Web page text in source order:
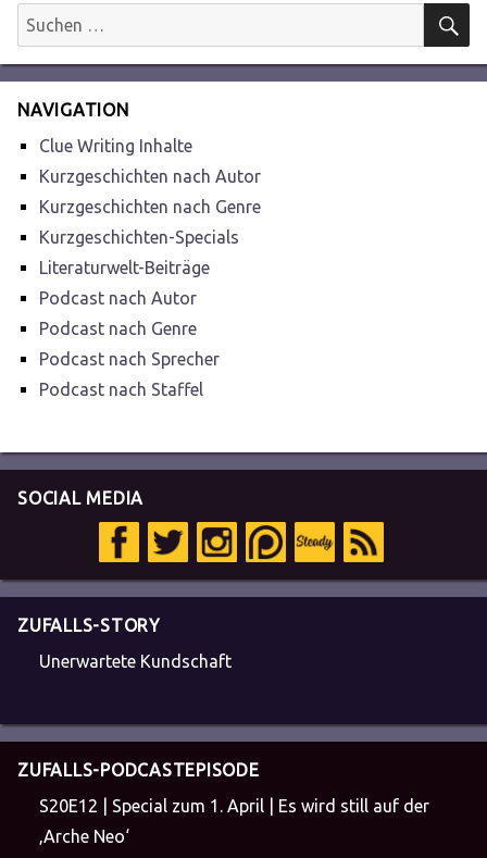
Suchen
nach:
NAVIGATION
Clue Writing Inhalte
Kurzgeschichten nach Autor
Kurzgeschichten nach Genre
Kurzgeschichten-Specials
Literaturwelt-Beiträge
Podcast nach Autor
Podcast nach Genre
Podcast nach Sprecher
Podcast nach Staffel
SOCIAL MEDIA
ZUFALLS-STORY
Unerwartete Kundschaft
ZUFALLS-PODCASTEPISODE
S20E12 | Special zum 1. April | Es wird still auf der
‚Arche Neo‘